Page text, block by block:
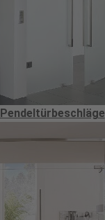
Pendeltürbeschläge